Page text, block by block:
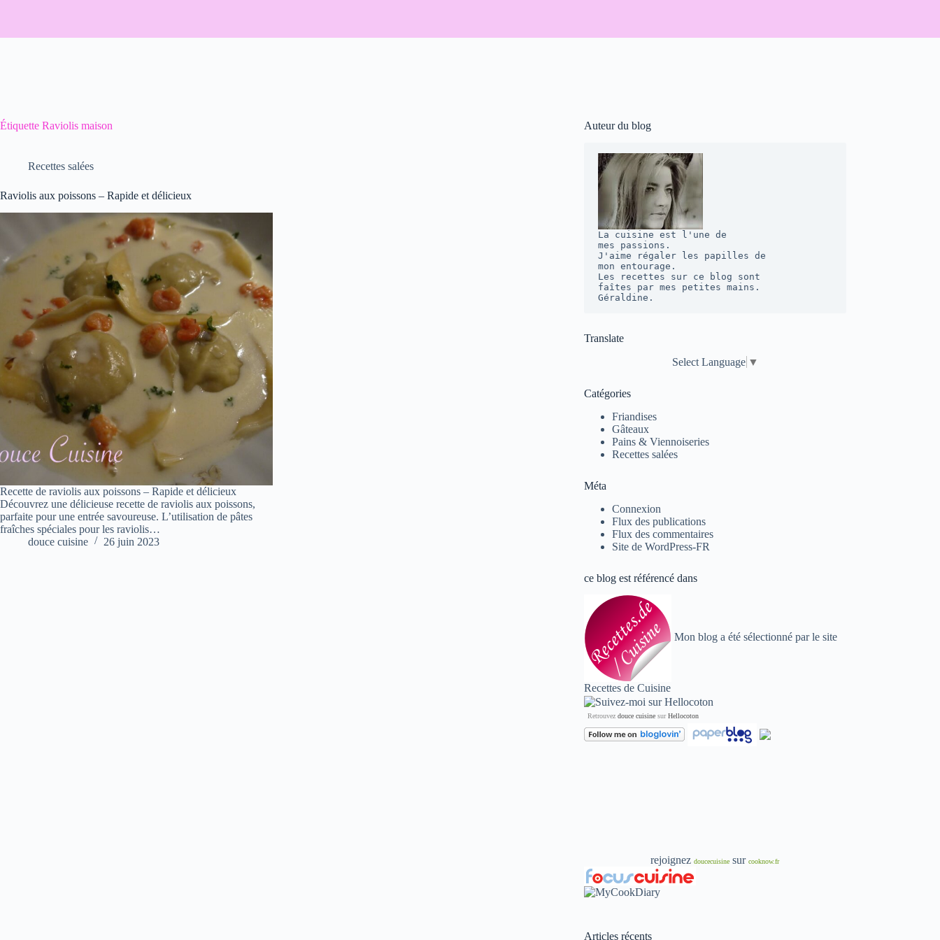
Étiquette Raviolis maison
Recettes salées
Raviolis aux poissons – Rapide et délicieux
Recette de raviolis aux poissons – Rapide et délicieux
Découvrez une délicieuse recette de raviolis aux poissons,
parfaite pour une entrée savoureuse. L’utilisation de pâtes
fraîches spéciales pour les raviolis…
douce cuisine
26 juin 2023
Auteur du blog
La cuisine est l'une de
mes passions.
J'aime régaler les papilles de
mon entourage.
Les recettes sur ce blog sont
faîtes par mes petites mains.
Géraldine.
Translate
Select Language ▼
Catégories
Friandises
Gâteaux
Pains & Viennoiseries
Recettes salées
Méta
Connexion
Flux des publications
Flux des commentaires
Site de WordPress-FR
ce blog est référencé dans
Mon blog a été sélectionné par le site
Recettes de Cuisine
Retrouvez douce cuisinesurHellocoton
rejoignezdoucecuisine surcooknow.fr
Articles récents